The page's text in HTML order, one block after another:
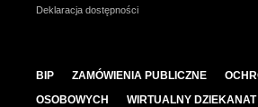
Deklaracja dostępności
BIP ZAMÓWIENIA PUBLICZNE
OSOBOWYCH
WIRTUALNY DZIEKANAT